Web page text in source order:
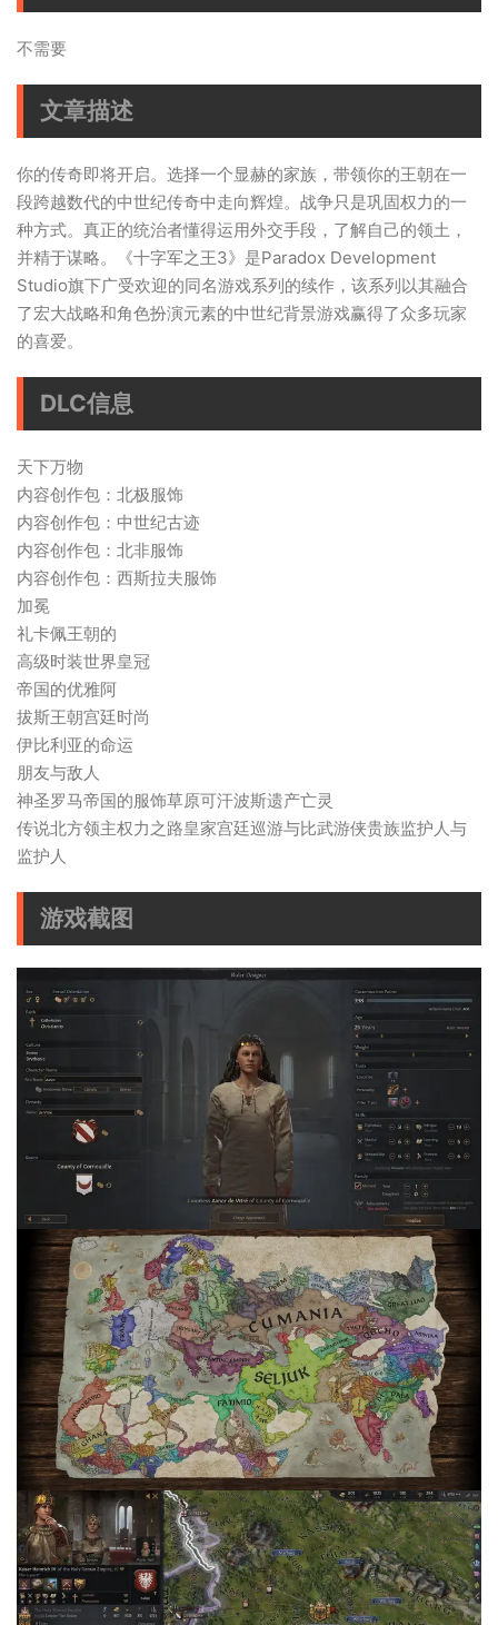
不需要
文章描述
你的传奇即将开启。选择一个显赫的家族，带领你的王朝在一
段跨越数代的中世纪传奇中走向辉煌。战争只是巩固权力的一
种方式。真正的统治者懂得运用外交手段，了解自己的领土，
并精于谋略。《十字军之王3》是Paradox Development
Studio旗下广受欢迎的同名游戏系列的续作，该系列以其融合
了宏大战略和角色扮演元素的中世纪背景游戏赢得了众多玩家
的喜爱。
DLC信息
天下万物
内容创作包：北极服饰
内容创作包：中世纪古迹
内容创作包：北非服饰
内容创作包：西斯拉夫服饰
加冕
礼卡佩王朝的
高级时装世界皇冠
帝国的优雅阿
拔斯王朝宫廷时尚
伊比利亚的命运
朋友与敌人
神圣罗马帝国的服饰草原可汗波斯遗产亡灵
传说北方领主权力之路皇家宫廷巡游与比武游侠贵族监护人与
监护人
游戏截图